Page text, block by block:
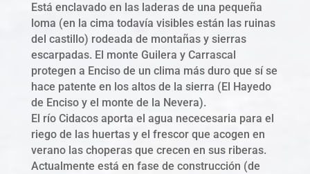
Está enclavado en las laderas de una pequeña
loma (en la cima todavía visibles están las ruinas
del castillo) rodeada de montañas y sierras
escarpadas. El monte Guilera y Carrascal
protegen a Enciso de un clima más duro que sí se
hace patente en los altos de la sierra (El Hayedo
de Enciso y el monte de la Nevera).
El río Cidacos aporta el agua nececesaria para el
riego de las huertas y el frescor que acogen en
verano las choperas que crecen en sus riberas.
Actualmente está en fase de construcción (de